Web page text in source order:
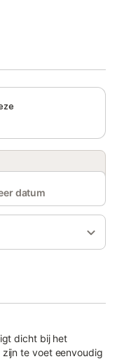
datum
dicht bij het
te voet eenvoudig